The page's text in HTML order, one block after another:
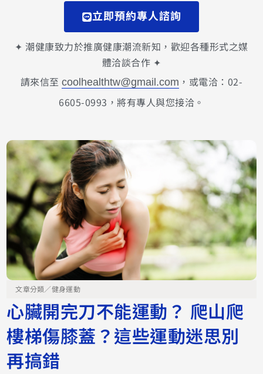
立即預約專人諮詢
✦ 潮健康致力於推廣健康潮流新知，歡迎各種形式之媒
體洽談合作 ✦
請來信至coolhealthtw@gmail.com ，或電洽：02-
6605-0993，將有專人與您接洽。
文章分類／健身運動
心臟開完刀不能運動？ 爬山爬
樓梯傷膝蓋？這些運動迷思別
再搞錯